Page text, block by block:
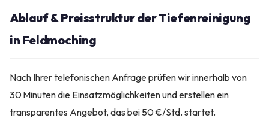
Ablauf & Preisstruktur der Tiefenreinigung
in Feldmoching
Nach Ihrer telefonischen Anfrage prüfen wir innerhalb von
30 Minuten die Einsatzmöglichkeiten und erstellen ein
transparentes Angebot, das bei 50 €/Std. startet.